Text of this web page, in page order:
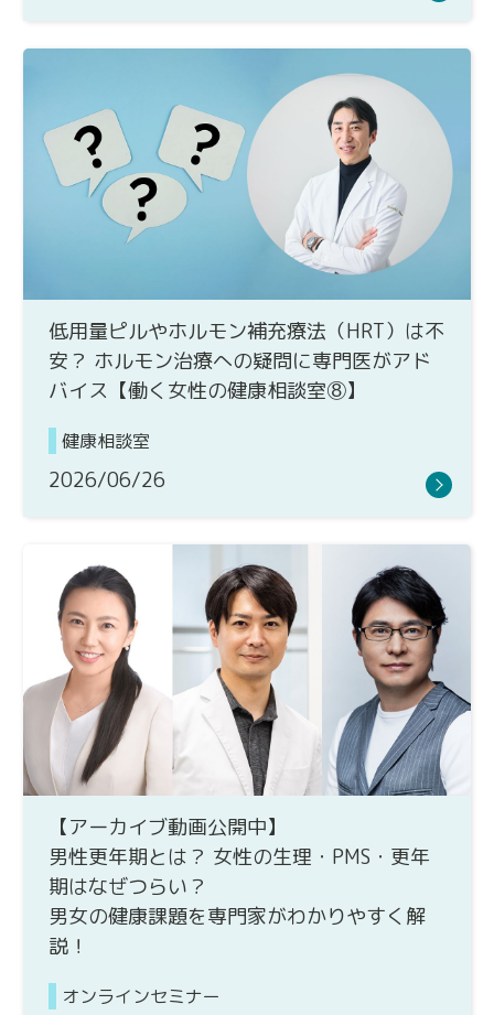
低用量ピルやホルモン補充療法（HRT）は不
安？ ホルモン治療への疑問に専門医がアド
バイス【働く女性の健康相談室⑧】
健康相談室
2026/06/26
【アーカイブ動画公開中】
男性更年期とは？ 女性の生理・PMS・更年
期はなぜつらい？
男女の健康課題を専門家がわかりやすく解
説！
オンラインセミナー